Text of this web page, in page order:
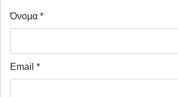
Όνομα *
Email *